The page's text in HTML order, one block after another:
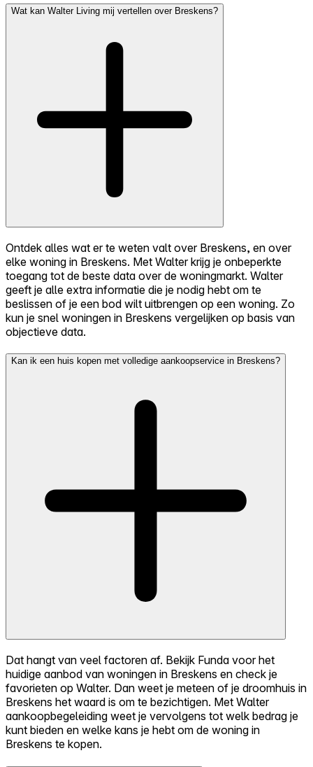
Wat kan Walter Living mij vertellen over Breskens?
Ontdek alles wat er te weten valt over Breskens, en over
elke woning in Breskens. Met Walter krijg je onbeperkte
toegang tot de beste data over de woningmarkt. Walter
geeft je alle extra informatie die je nodig hebt om te
beslissen of je een bod wilt uitbrengen op een woning. Zo
kun je snel woningen in Breskens vergelijken op basis van
objectieve data.
Kan ik een huis kopen met volledige aankoopservice in Breskens?
Dat hangt van veel factoren af. Bekijk Funda voor het
huidige aanbod van woningen in Breskens en check je
favorieten op Walter. Dan weet je meteen of je droomhuis in
Breskens het waard is om te bezichtigen. Met Walter
aankoopbegeleiding weet je vervolgens tot welk bedrag je
kunt bieden en welke kans je hebt om de woning in
Breskens te kopen.